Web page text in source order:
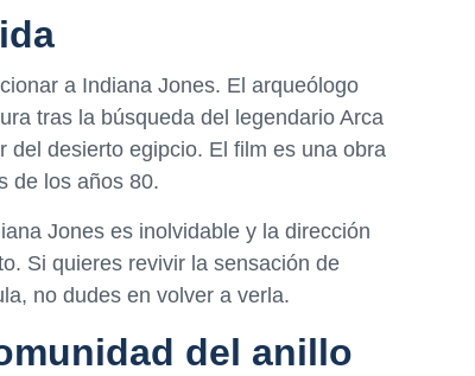
a Indiana Jones. El arqueólogo
tras la búsqueda del legendario Arca
del desierto egipcio. El film es una obra
de los años 80.
Jones es inolvidable y la dirección
Si quieres revivir la sensación de
no dudes en volver a verla.
del anillo